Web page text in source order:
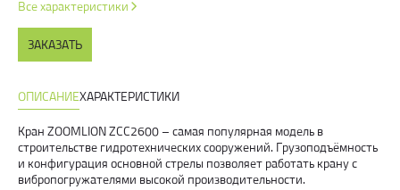
Все характеристики
ЗАКАЗАТЬ
ОПИСАНИЕХАРАКТЕРИСТИКИ
Кран ZOOMLION ZCC2600 – самая популярная модель в
строительстве гидротехнических сооружений. Грузоподъёмность
и конфигурация основной стрелы позволяет работать крану с
вибропогружателями высокой производительности.